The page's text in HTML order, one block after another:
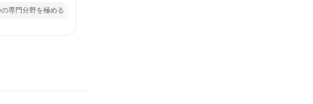
専門分野を極める